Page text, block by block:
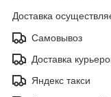
Доставка
Самовывоз
Доставка
Яндекс такси